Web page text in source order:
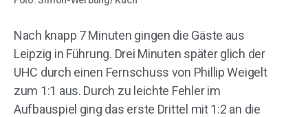
Nach knapp 7 Minuten gingen die Gäste aus
Leipzig in Führung. Drei Minuten später glich der
UHC durch einen Fernschuss von Phillip Weigelt
zum 1:1 aus. Durch zu leichte Fehler im
Aufbauspiel ging das erste Drittel mit 1:2 an die